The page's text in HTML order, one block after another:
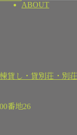
ABOUT
番地26